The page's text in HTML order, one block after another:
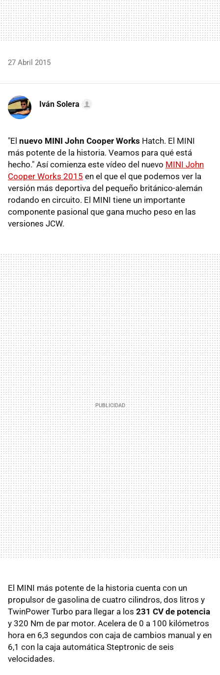
27 Abril 2015
Iván Solera
"El nuevo MINI John Cooper Works Hatch. El MINI
más potente de la historia. Veamos para qué está
hecho." Así comienza este vídeo del nuevo MINI John
Cooper Works 2015 en el que el que podemos ver la
versión más deportiva del pequeño británico-alemán
rodando en circuito. El MINI tiene un importante
componente pasional que gana mucho peso en las
versiones JCW.
El MINI más potente de la historia cuenta con un
propulsor de gasolina de cuatro cilindros, dos litros y
TwinPower Turbo para llegar a los 231 CV de potencia
y 320 Nm de par motor. Acelera de 0 a 100 kilómetros
hora en 6,3 segundos con caja de cambios manual y en
6,1 con la caja automática Steptronic de seis
velocidades.